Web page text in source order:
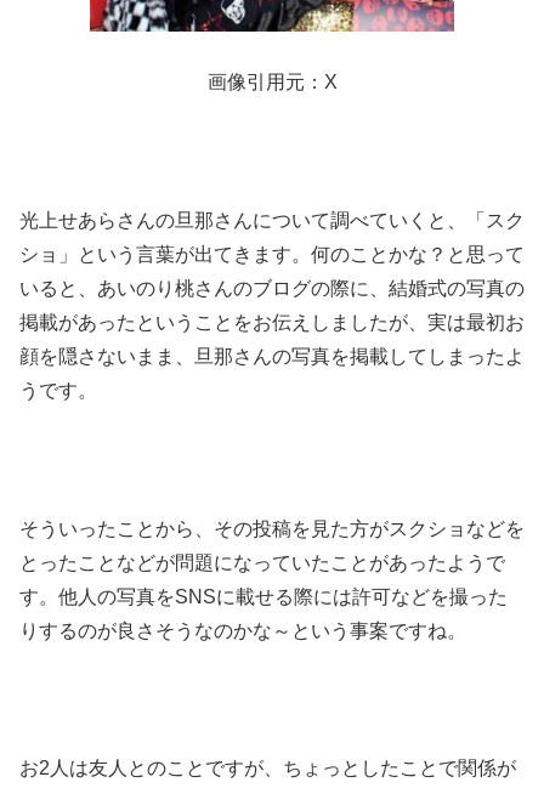
画像引用元：X
光上せあらさんの旦那さんについて調べていくと、「スク
ショ」という言葉が出てきます。何のことかな？と思って
いると、あいのり桃さんのブログの際に、結婚式の写真の
掲載があったということをお伝えしましたが、実は最初お
顔を隠さないまま、旦那さんの写真を掲載してしまったよ
うです。
そういったことから、その投稿を見た方がスクショなどを
とったことなどが問題になっていたことがあったようで
す。他人の写真をSNSに載せる際には許可などを撮った
りするのが良さそうなのかな～という事案ですね。
お2人は友人とのことですが、ちょっとしたことで関係が